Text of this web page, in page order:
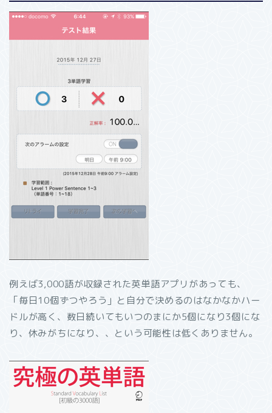
例えば3,000語が収録された英単語アプリがあっても、
「毎日10個ずつやろう」と自分で決めるのはなかなかハー
ドルが高く、数日続いてもいつのまにか5個になり3個にな
り、休みがちになり、、という可能性は低くありません。